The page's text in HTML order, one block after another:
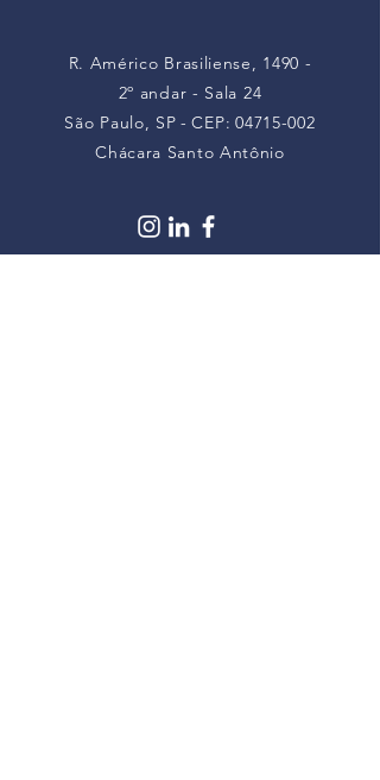
R. Américo Brasiliense, 1490 -
2º andar - Sala 24
São Paulo, SP -CEP: 04715-002
Chácara Santo Antônio